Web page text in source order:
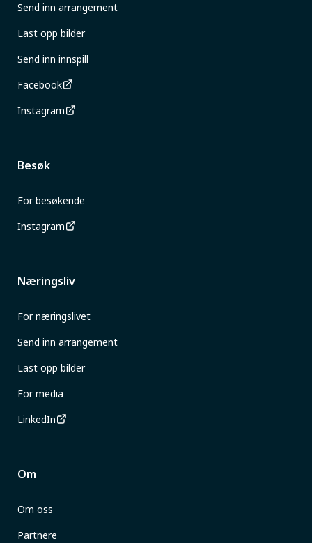
Send inn arrangement
Last opp bilder
Send inn innspill
Facebook
Instagram
Besøk
For besøkende
Instagram
Næringsliv
For næringslivet
Send inn arrangement
Last opp bilder
For media
LinkedIn
Om
Om oss
Partnere